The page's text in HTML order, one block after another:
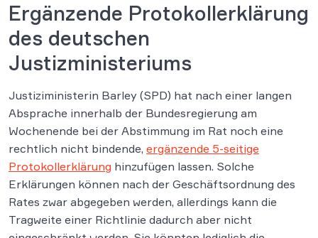
Ergänzende Protokollerklärung
des deutschen
Justizministeriums
Justiziministerin Barley (SPD) hat nach einer langen
Absprache innerhalb der Bundesregierung am
Wochenende bei der Abstimmung im Rat noch eine
rechtlich nicht bindende, ergänzende 5-seitige
Protokollerklärung hinzufügen lassen. Solche
Erklärungen können nach der Geschäftsordnung des
Rates zwar abgegeben werden, allerdings kann die
Tragweite einer Richtlinie dadurch aber nicht